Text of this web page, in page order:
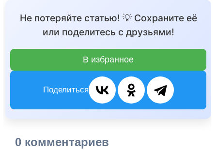
Не потеряйте статью! 💡 Сохраните её
или поделитесь с друзьями!
В избранное
Поделиться
0 комментариев